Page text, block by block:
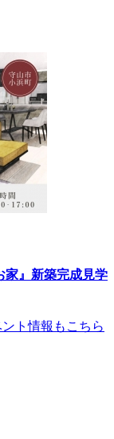
家』新築完成見学